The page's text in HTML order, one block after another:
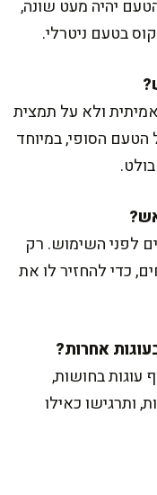
יהיה מעט שונה,
בטעם ניטרלי.
ולא על תמצית
הסופי, במיוחד
לפני השימוש. רק
כדי להחזיר לו את
בחושות,
ותרגישו כאילו